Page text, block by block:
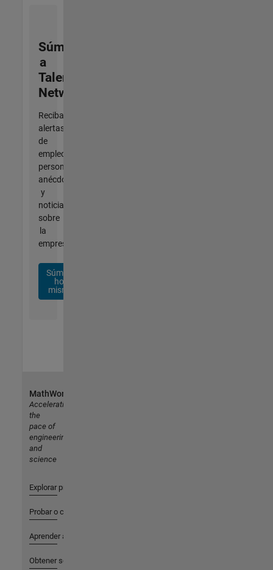
Súmese
a
Talent
Network
Reciba
alertas
de
empleo
personalizadas,
anécdotas
y
noticias
sobre
la
empresa.
Súmese
hoy
mismo
MathWorks
Accelerating
the
pace of
engineering
and
science
Explorar productos
Probar o comprar
Aprender a utilizar
Obtener soporte